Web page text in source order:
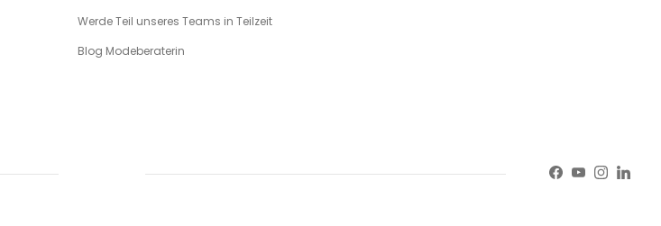
Werde Teil unseres Teams in Teilzeit
Blog Modeberaterin
Facebook
YouTube